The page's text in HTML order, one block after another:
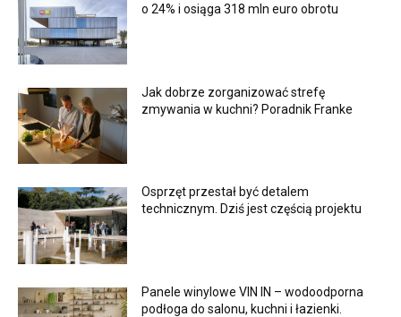
o 24% i osiąga 318 mln euro obrotu
Jak dobrze zorganizować strefę
zmywania w kuchni? Poradnik Franke
Osprzęt przestał być detalem
technicznym. Dziś jest częścią projektu
Panele winylowe VIN IN – wodoodporna
podłoga do salonu, kuchni i łazienki.